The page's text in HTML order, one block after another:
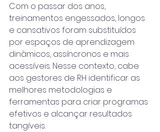
Com o passar dos anos,
treinamentos engessados, longos
e cansativos foram substituídos
por espaços de aprendizagem
dinâmicos, assíncronos e mais
acessíveis. Nesse contexto, cabe
aos gestores de RH identificar as
melhores metodologias e
ferramentas para criar programas
efetivos e alcançar resultados
tangíveis.